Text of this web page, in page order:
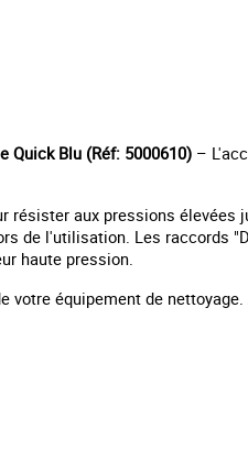
Quick Blu (Réf: 5000610) –
aux pressions
de l'utilisation. Les raccords
haute pression.
votre équipement de